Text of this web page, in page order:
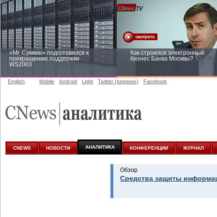
«Mr. Сумкин» подготовился к
прекращению поддержки
WS2003
Как строился электронный
бизнес Банка Москвы?
аналитике
English Mobile Android Light Twitter (topnews) Facebook
CNEWS НОВОСТИ АНАЛИТИКА КОНФЕРЕНЦИИ ЖУРНАЛ
Обзор
Средства защиты